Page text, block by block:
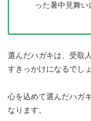
った暑中見舞い
選んだハガキは、受取
すきっかけになるでしょ
心を込めて選んだハガ
なります。